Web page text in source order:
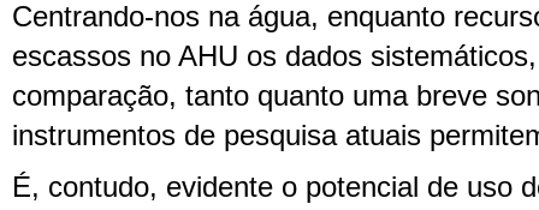
Centrando-nos na água, enquanto
escassos no AHU os dados
comparação, tanto quanto uma breve
instrumentos de pesquisa atuais
É, contudo, evidente o potencial de uso